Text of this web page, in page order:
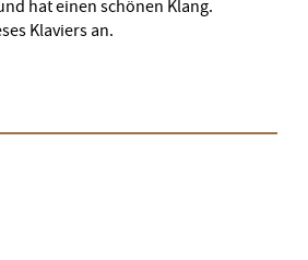
hat einen schönen Klang.
Klaviers an.